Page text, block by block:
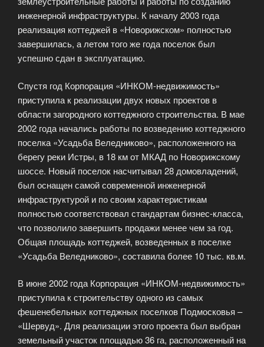
инженерной инфраструктуры. К началу 2003 года
реализация коттеджей в «Новорижском» полностью
завершилась, а летом того же года поселок был
успешно сдан в эксплуатацию.
Спустя год Корпорация «ИНКОМ-недвижимость»
приступила к реализации двух новых проектов в
области загородного коттеджного строительства. В мае
2002 года начались работы по возведению коттеджного
поселка «Усадьба Веледниково», расположенного на
берегу реки Истры, в 18 км от МКАД по Новорижскому
шоссе. Новый поселок насчитывал 28 домовладений,
был оснащен самой современной инженерной
инфраструктурой и по своим характеристикам
полностью соответствовал стандартам бизнес-класса,
что позволило завершить продажи менее чем за год.
Общая площадь коттеджей, возведенных в поселке
«Усадьба Веледниково», составила более 10 тыс. кв.м.
В июне 2002 года Корпорация «ИНКОМ-недвижимость»
приступила к строительству одного из самых
фешенебельных коттеджных поселков Подмосковья –
«Шервуд». Для реализации этого проекта был выбран
земельный участок площадью 36 га, расположенный на